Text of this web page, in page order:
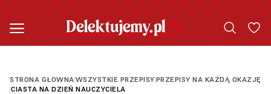
STRONA GŁOWNA|WSZYSTKIE PRZEPISY|PRZEPISY NA KAŻDĄ OKAZJĘ
|CIASTA NA DZIEŃ NAUCZYCIELA